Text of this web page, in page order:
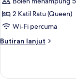
Poolside
2 Katil Ratu (Queen)
Wi-Fi percuma
Butiran lanjut
Butiran
Poolside